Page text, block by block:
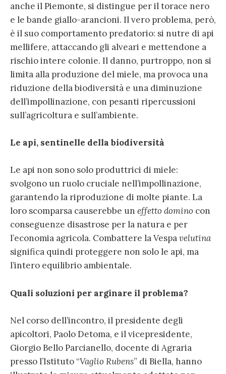
anche il Piemonte, si distingue per il torace nero
e le bande giallo-arancioni. Il vero problema, però,
è il suo comportamento predatorio: si nutre di api
mellifere, attaccando gli alveari e mettendone a
rischio intere colonie. Il danno, purtroppo, non si
limita alla produzione del miele, ma provoca una
riduzione della biodiversità e una diminuzione
dell’impollinazione, con pesanti ripercussioni
sull’agricoltura e sull’ambiente.
Le api, sentinelle della biodiversità
Le api non sono solo produttrici di miele:
svolgono un ruolo cruciale nell’impollinazione,
garantendo la riproduzione di molte piante. La
loro scomparsa causerebbe un effetto domino con
conseguenze disastrose per la natura e per
l’economia agricola. Combattere la Vespavelutina
significa quindi proteggere non solo le api, ma
l’intero equilibrio ambientale.
Quali soluzioni per arginare il problema?
Nel corso dell’incontro, il presidente degli
apicoltori, Paolo Detoma, e il vicepresidente,
Giorgio Bello Parcianello, docente di Agraria
presso l’Istituto “Vaglio Rubens” di Biella, hanno